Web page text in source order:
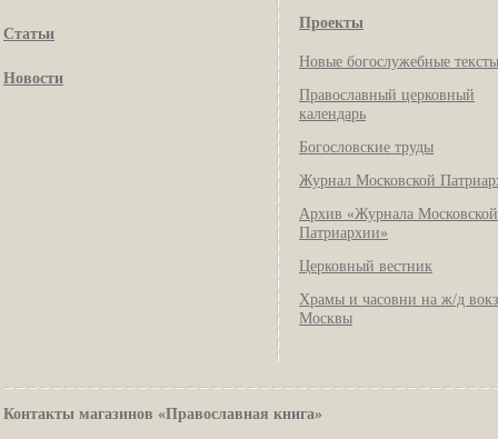
Статьи
Новости
Проекты
Новые богослужебные тексты
Православный церковный
календарь
Богословские труды
Журнал Московской
Архив «Журнала Московской
Патриархии»
Церковный вестник
Храмы и часовни на ж/д
Москвы
Контакты магазинов «Православная книга»